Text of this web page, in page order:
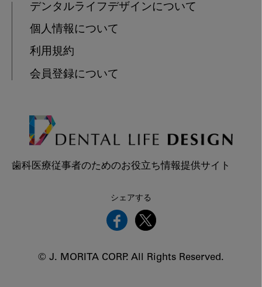
デンタルライフデザインについて
個人情報について
利用規約
会員登録について
歯科医療従事者のためのお役立ち情報提供サイト
シェアする
© J. MORITA CORP. All Rights Reserved.